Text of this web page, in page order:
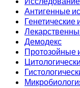
Антигенные
Генетические
Демодекс
Протозойные